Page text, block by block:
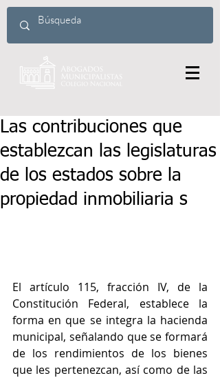
Las contribuciones que
establezcan las legislaturas
de los estados sobre la
propiedad inmobiliaria s
El artículo 115, fracción IV, de la
Constitución Federal, establece la
forma en que se integra la hacienda
municipal, señalando que se formará
de los rendimientos de los bienes
que les pertenezcan, así como de las